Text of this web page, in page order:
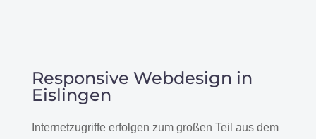
Responsive Webdesign in
Eislingen
Internetzugriffe erfolgen zum großen Teil aus dem